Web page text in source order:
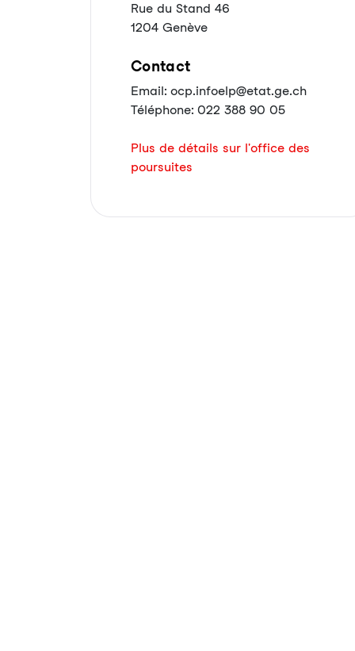
Rue du Stand 46
1204 Genève
Contact
Email: ocp.infoelp@etat.ge.ch
Téléphone: 022 388 90 05
Plus de détails sur l'office des
poursuites